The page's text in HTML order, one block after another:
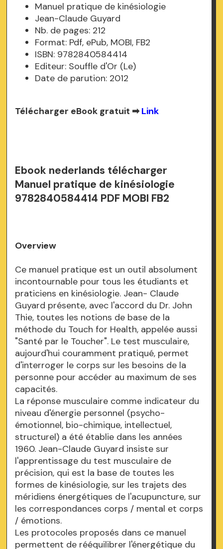
Manuel pratique de kinésiologie
Jean-Claude Guyard
Nb. de pages: 212
Format: Pdf, ePub, MOBI, FB2
ISBN: 9782840584414
Editeur: Souffle d'Or (Le)
Date de parution: 2012
Télécharger eBook gratuit ➡Link
Ebook nederlands télécharger
Manuel pratique de kinésiologie
9782840584414 PDF MOBI FB2
Overview
Ce manuel pratique est un outil absolument
incontournable pour tous les étudiants et
praticiens en kinésiologie. Jean- Claude
Guyard présente, avec l'accord du Dr. John
Thie, toutes les notions de base de la
méthode du Touch for Health, appelée aussi
"Santé par le Toucher". Le test musculaire,
aujourd'hui couramment pratiqué, permet
d'interroger le corps sur les besoins de la
personne pour accéder au maximum de ses
capacités.
La réponse musculaire comme indicateur du
niveau d'énergie personnel (psycho-
émotionnel, bio-chimique, intellectuel,
structurel) a été établie dans les années
1960. Jean-Claude Guyard insiste sur
l'apprentissage du test musculaire de
précision, qui est la base de toutes les
formes de kinésiologie, sur les trajets des
méridiens énergétiques de l'acupuncture, sur
les correspondances corps / mental et corps
/ émotions.
Les protocoles proposés dans ce manuel
permettent de rééquilibrer l'énergétique du